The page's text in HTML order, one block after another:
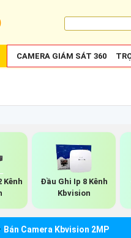
CAMERA GIÁM SÁT 360
Kênh
Đầu Ghi Ip 8 Kênh
Kbvision
Bán Camera Kbvision 2MP